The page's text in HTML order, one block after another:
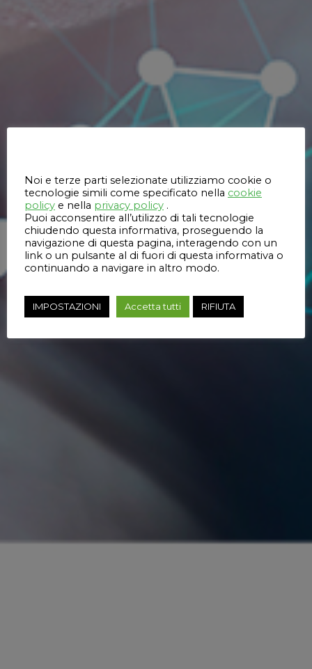
Noi e terze parti selezionate utilizziamo cookie o
tecnologie simili come specificato nella cookie
policy e nella privacy policy .
Puoi acconsentire all’utilizzo di tali tecnologie
chiudendo questa informativa, proseguendo la
navigazione di questa pagina, interagendo con un
link o un pulsante al di fuori di questa informativa o
continuando a navigare in altro modo.
IMPOSTAZIONI Accetta tutti RIFIUTA